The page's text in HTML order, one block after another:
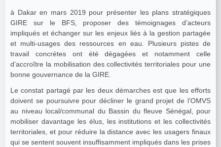
à Dakar en mars 2019 pour présenter les plans stratégiques
GIRE sur le BFS, proposer des témoignages d’acteurs
impliqués et échanger sur les enjeux liés à la gestion partagée
et multi-usages des ressources en eau. Plusieurs pistes de
travail concrètes ont été dégagées et notamment celle
d’accroître la mobilisation des collectivités territoriales pour une
bonne gouvernance de la GIRE.
Le constat partagé par les deux démarches est que les efforts
doivent se poursuivre pour décliner le grand projet de l’OMVS
au niveau local/communal du Bassin du fleuve Sénégal, pour
mobiliser davantage les élus, les institutions et les collectivités
territoriales, et pour réduire la distance avec les usagers finaux
qui se sentent souvent insuffisamment impliqués dans les prises